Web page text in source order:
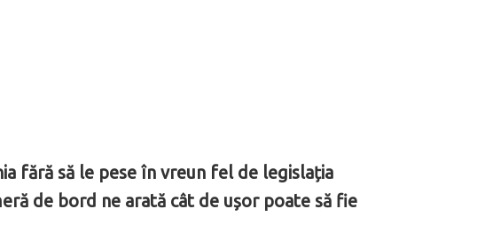
fără să le pese în vreun fel de legislația
de bord ne arată cât de ușor poate să fie